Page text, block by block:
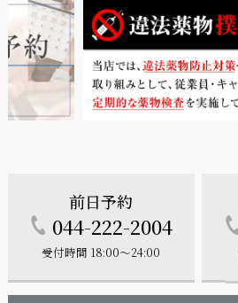
前日予約
044-222-2004
受付時間 18:00～24:00